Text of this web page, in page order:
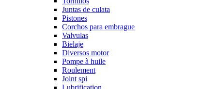
Juntas de culata
Pistones
Corchos para embrague
Valvulas
Bielaje
Diversos motor
Pompe à huile
Roulement
Joint spi